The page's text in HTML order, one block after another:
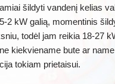
šildyti vandenį kelias
2 kW galią, momentinis
todėl jam reikia 18-27
kiekviename bute ar
tokiam prietaisui.